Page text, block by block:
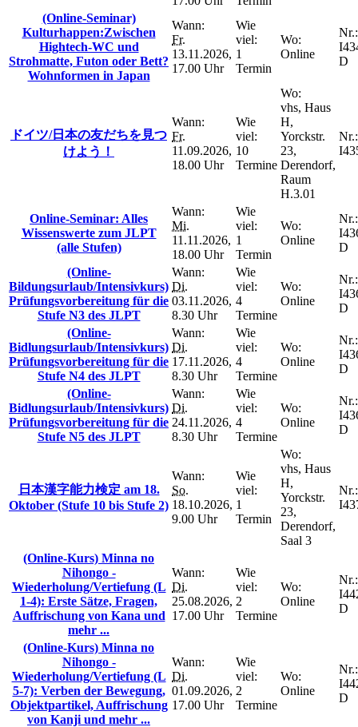
(Online-Seminar)
Kulturhappen:Zwischen
Hightech-WC und
Strohmatte, Futon oder Bett?
Wohnformen in Japan
Wann:
Fr.
13.11.2026,
17.00 Uhr
Wie
viel:
1
Termin
Wo:
Online
Nr.:
D
ドイツ/日本の友だちを見つ
けよう！
Wann:
Fr.
11.09.2026,
18.00 Uhr
Wie
viel:
10
Termine
Wo:
vhs, Haus
H,
Yorckstr.
23,
Derendorf,
Raum
H.3.01
Nr.:
Online-Seminar: Alles
Wissenswerte zum JLPT
(alle Stufen)
Wann:
Mi.
11.11.2026,
18.00 Uhr
Wie
viel:
1
Termin
Wo:
Online
Nr.:
D
(Online-
Bildungsurlaub/Intensivkurs)
Prüfungsvorbereitung für die
Stufe N3 des JLPT
Wann:
Di.
03.11.2026,
8.30 Uhr
Wie
viel:
4
Termine
Wo:
Online
Nr.:
D
(Online-
Bidlungsurlaub/Intensivkurs)
Prüfungsvorbereitung für die
Stufe N4 des JLPT
Wann:
Di.
17.11.2026,
8.30 Uhr
Wie
viel:
4
Termine
Wo:
Online
Nr.:
D
(Online-
Bidlungsurlaub/Intensivkurs)
Prüfungsvorbereitung für die
Stufe N5 des JLPT
Wann:
Di.
24.11.2026,
8.30 Uhr
Wie
viel:
4
Termine
Wo:
Online
Nr.:
D
日本漢字能力検定 am 18.
Oktober (Stufe 10 bis Stufe 2)
Wann:
So.
18.10.2026,
9.00 Uhr
Wie
viel:
1
Termin
Wo:
vhs, Haus
H,
Yorckstr.
23,
Derendorf,
Saal 3
Nr.:
(Online-Kurs) Minna no
Nihongo -
Wiederholung/Vertiefung (L
1-4): Erste Sätze, Fragen,
Auffrischung von Kana und
mehr ...
Wann:
Di.
25.08.2026,
17.00 Uhr
Wie
viel:
2
Termine
Wo:
Online
Nr.:
D
(Online-Kurs) Minna no
Nihongo -
Wiederholung/Vertiefung (L
5-7): Verben der Bewegung,
Objektpartikel, Auffrischung
von Kanji und mehr ...
Wann:
Di.
01.09.2026,
17.00 Uhr
Wie
viel:
2
Termine
Wo:
Online
Nr.:
D